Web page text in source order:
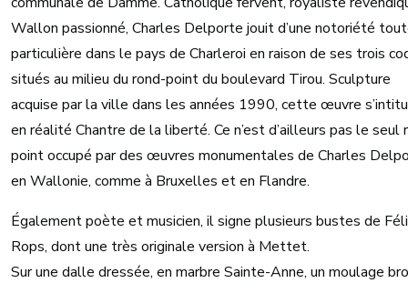
Wallon passionné, Charles Delporte jouit d’une notoriété
particulière dans le pays de Charleroi en raison de ses trois
situés au milieu du rond-point du boulevard Tirou. Sculpture
acquise par la ville dans les années 1990, cette œuvre
en réalité Chantre de la liberté. Ce n’est d’ailleurs pas le seul
point occupé par des œuvres monumentales de Charles
en Wallonie, comme à Bruxelles et en Flandre.
Également poète et musicien, il signe plusieurs bustes de
Rops, dont une très originale version à Mettet.
Sur une dalle dressée, en marbre Sainte-Anne, un moulage